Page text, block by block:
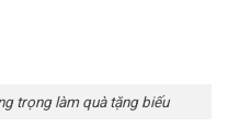
trọng làm quà tặng biếu